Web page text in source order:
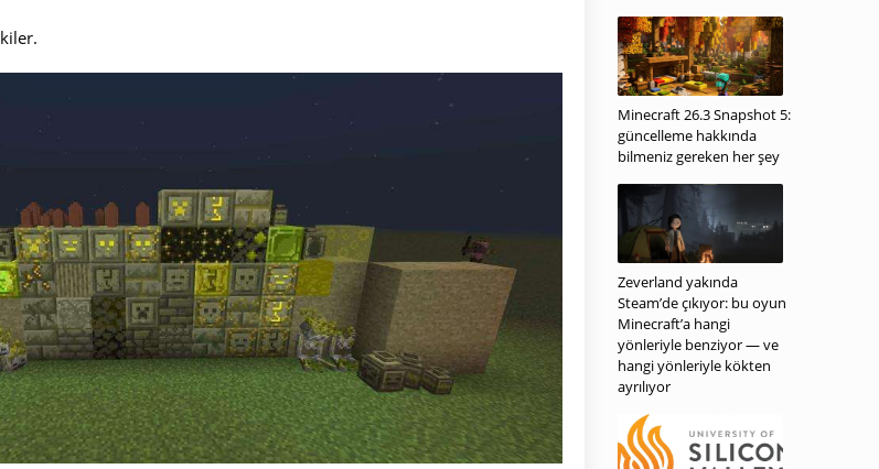
Minecraft 26.3 Snapshot 5:
güncelleme hakkında
bilmeniz gereken her şey
Zeverland yakında
Steam’de çıkıyor: bu oyun
Minecraft’a hangi
yönleriyle benziyor — ve
hangi yönleriyle kökten
ayrılıyor